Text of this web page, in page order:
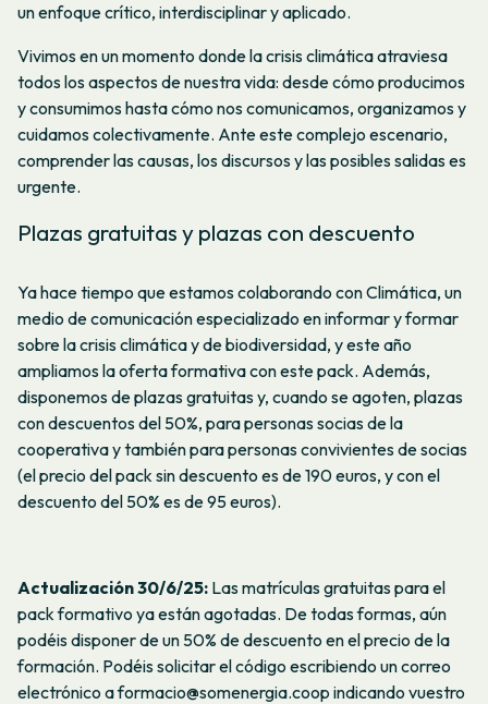
un enfoque crítico, interdisciplinar y aplicado.
Vivimos en un momento donde la crisis climática atraviesa
todos los aspectos de nuestra vida: desde cómo producimos
y consumimos hasta cómo nos comunicamos, organizamos y
cuidamos colectivamente. Ante este complejo escenario,
comprender las causas, los discursos y las posibles salidas es
urgente.
Plazas gratuitas y plazas con descuento
Ya hace tiempo que estamos colaborando con Climática, un
medio de comunicación especializado en informar y formar
sobre la crisis climática y de biodiversidad, y este año
ampliamos la oferta formativa con este pack. Además,
disponemos de plazas gratuitas y, cuando se agoten, plazas
con descuentos del 50%, para personas socias de la
cooperativa y también para personas convivientes de socias
(el precio del pack sin descuento es de 190 euros, y con el
descuento del 50% es de 95 euros).
Actualización 30/6/25: Las matrículas gratuitas para el
pack formativo ya están agotadas. De todas formas, aún
podéis disponer de un 50% de descuento en el precio de la
formación. Podéis solicitar el código escribiendo un correo
electrónico a formacio@somenergia.coop indicando vuestro